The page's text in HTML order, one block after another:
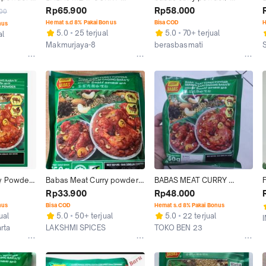
POWDER 250 gr
Rp65.900
Hemat s.d 8% Pakai Bonus
5.0
25 terjual
Makmurjaya-8
bumbu kurry ayam/ bumbu
curry chicken 250g
Rp58.000
Bisa COD
5.0
70+ terjual
berasbasmati
Powder
Babas Meat Curry powder /
babas kari daging
Rp33.900
Bisa COD
5.0
50+ terjual
LAKSHMI SPICES
BABAS MEAT CURRY
POWDER (SERBUK KARI
DAGING BABAS) 250GR
Rp48.000
Hemat s.d 8% Pakai Bonus
5.0
22 terjual
TOKO BEN 23